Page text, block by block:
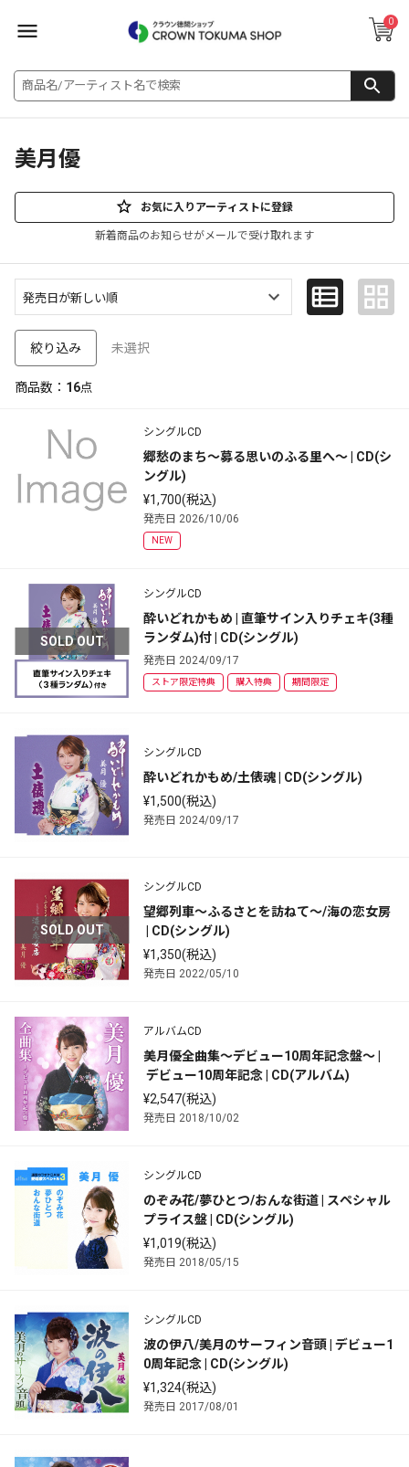
0
美月優
お気に入りアーティストに登録
新着商品のお知らせがメールで受け取れます
絞り込み 未選択
商品数： 16点
シングルCD
郷愁のまち～募る思いのふる里へ～ | CD(シ
ングル)
¥1,700(税込)
発売日 2026/10/06
NEW
SOLD OUT
シングルCD
酔いどれかもめ | 直筆サイン入りチェキ(3種
ランダム)付 | CD(シングル)
発売日 2024/09/17
ストア限定特典 購入特典 期間限定
シングルCD
酔いどれかもめ/土俵魂 | CD(シングル)
¥1,500(税込)
発売日 2024/09/17
SOLD OUT
シングルCD
望郷列車～ふるさとを訪ねて～/海の恋女房
| CD(シングル)
¥1,350(税込)
発売日 2022/05/10
アルバムCD
美月優全曲集～デビュー10周年記念盤～ |
デビュー10周年記念 | CD(アルバム)
¥2,547(税込)
発売日 2018/10/02
シングルCD
のぞみ花/夢ひとつ/おんな街道 | スペシャル
プライス盤 | CD(シングル)
¥1,019(税込)
発売日 2018/05/15
シングルCD
波の伊八/美月のサーフィン音頭 | デビュー1
0周年記念 | CD(シングル)
¥1,324(税込)
発売日 2017/08/01